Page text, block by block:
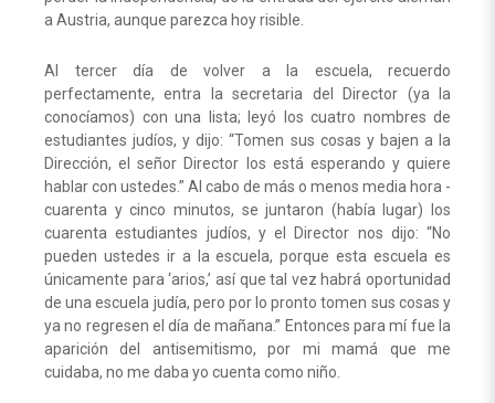
a Austria, aunque parezca hoy risible.
Al tercer día de volver a la escuela, recuerdo
perfectamente, entra la secretaria del Director (ya la
conocíamos) con una lista; leyó los cuatro nombres de
estudiantes judíos, y dijo: “Tomen sus cosas y bajen a la
Dirección, el señor Director los está esperando y quiere
hablar con ustedes.” Al cabo de más o menos media hora -
cuarenta y cinco minutos, se juntaron (había lugar) los
cuarenta estudiantes judíos, y el Director nos dijo: “No
pueden ustedes ir a la escuela, porque esta escuela es
únicamente para ‘arios,’ así que tal vez habrá oportunidad
de una escuela judía, pero por lo pronto tomen sus cosas y
ya no regresen el día de mañana.” Entonces para mí fue la
aparición del antisemitismo, por mi mamá que me
cuidaba, no me daba yo cuenta como niño.